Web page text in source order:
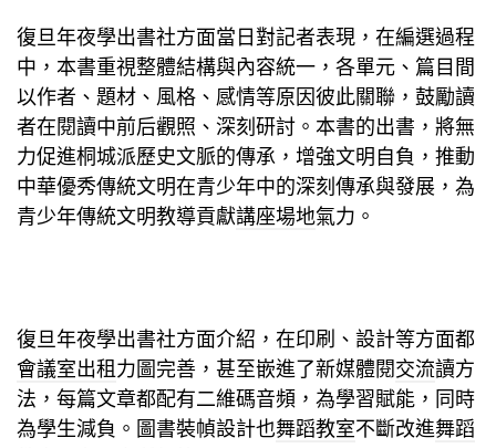
復旦年夜學出書社方面當日對記者表現，在編選過程
中，本書重視整體結構與內容統一，各單元、篇目間
以作者、題材、風格、感情等原因彼此關聯，鼓勵讀
者在閱讀中前后觀照、深刻研討。本書的出書，將無
力促進桐城派歷史文脈的傳承，增強文明自負，推動
中華優秀傳統文明在青少年中的深刻傳承與發展，為
青少年傳統文明教導貢獻講座場地氣力。
復旦年夜學出書社方面介紹，在印刷、設計等方面都
會議室出租力圖完善，甚至嵌進了新媒體閱交流讀方
法，每篇文章都配有二維碼音頻，為學習賦能，同時
為學生減負。圖書裝幀設計也舞蹈教室不斷改進舞蹈